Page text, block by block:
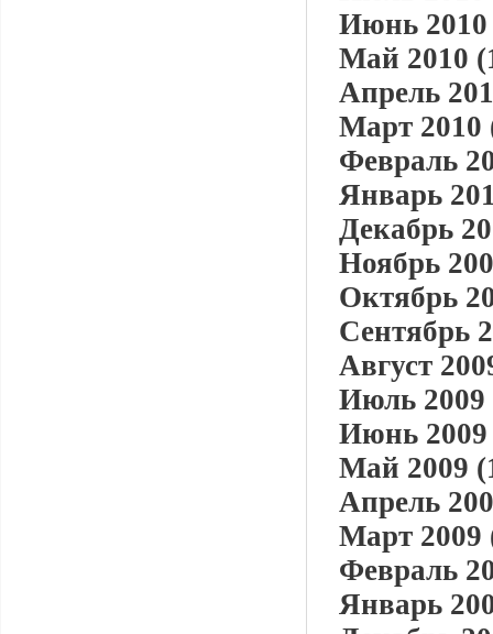
Июнь 2010
Май 2010
Апрель
Март 2010
Февраль
Январь
Декабрь
Ноябрь
Октябрь
Сентябрь
Август
Июль 2009
Июнь 2009
Май 2009
Апрель
Март 2009
Февраль
Январь